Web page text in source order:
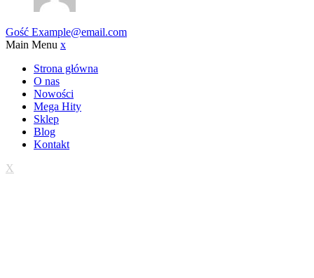
Gość Example@email.com
Main Menu x
Strona główna
O nas
Nowości
Mega Hity
Sklep
Blog
Kontakt
X